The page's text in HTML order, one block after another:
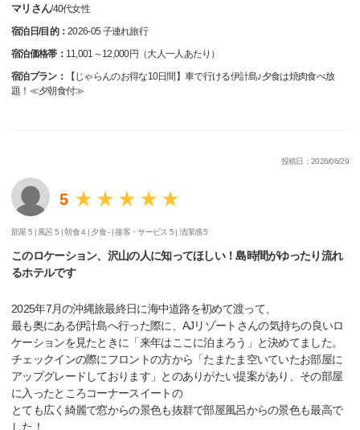
マリさん/40代女性
宿泊日/目的：2026-05 子連れ旅行
宿泊価格帯： 11,001～12,000円（大人一人あたり）
宿泊プラン：
【じゃらんのお得な10日間】車で行ける伊計島♪夕食は焼肉食べ放
題！≪夕朝食付≫
投稿日：2026/06/29
5
部屋 5 | 風呂 5 |朝食 4 | 夕食 - |接客・サービス 5 |清潔感 5
このロケーション、沢山の人に知ってほしい！島時間がゆったり流れ
るホテルです
2025年7月の沖縄旅最終日に海中道路を初めて渡って、
最も奥にある伊計島へ行った際に、AJリゾートさんの気持ちの良いロ
ケーションを見たときに「来年はここに泊まろう」と決めてました。
チェックインの際にフロントの方から「たまたま空いていたお部屋に
アップグレードしております」とのありがたい提案があり、その部屋
に入ったところコーナースイートの
とても広く綺麗で窓からの景色も抜群で部屋風呂からの景色も最高で
した！